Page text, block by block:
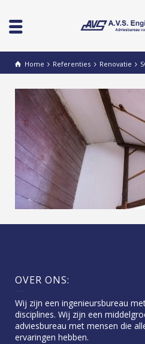
Home Referenties Renovatie
OVER ONS:
Wij zijn een ingenieursbureau
disciplines. Wij zijn een
adviesbureau met mensen die
ervaringen hebben.